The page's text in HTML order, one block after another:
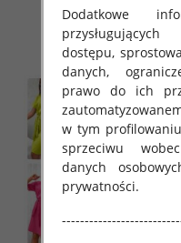
szczegóły
Dodatkowe
dostępu,
danych,
prawo do ich
w tym
sprzeciwu
danych
prywatności.